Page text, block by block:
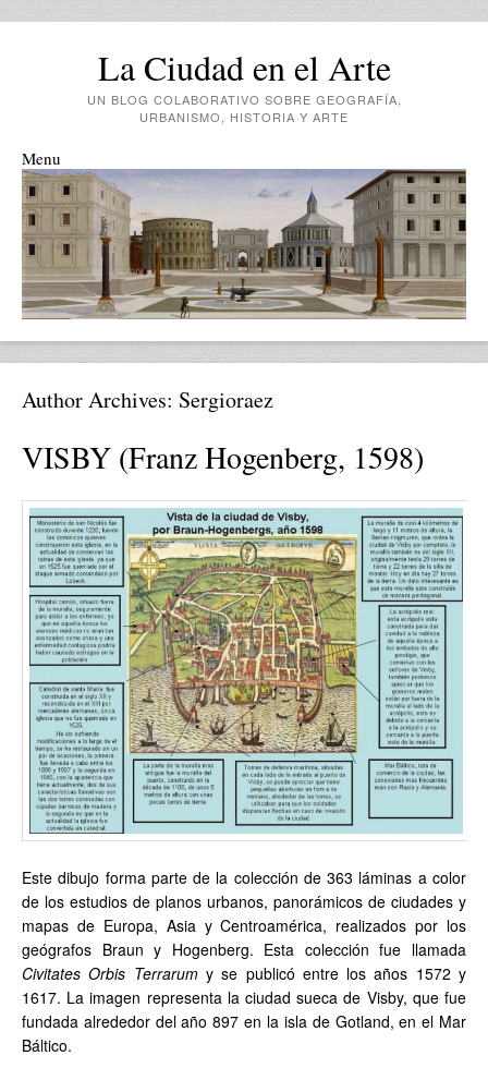
La Ciudad en el Arte
UN BLOG COLABORATIVO SOBRE GEOGRAFÍA,
URBANISMO, HISTORIA Y ARTE
Menu
Skip to content
Author Archives: Sergioraez
VISBY (Franz Hogenberg, 1598)
Este dibujo forma parte de la colección de 363 láminas a color
de los estudios de planos urbanos, panorámicos de ciudades y
mapas de Europa, Asia y Centroamérica, realizados por los
geógrafos Braun y Hogenberg. Esta colección fue llamada
Civitates Orbis Terrarumy se publicó entre los años 1572 y
1617. La imagen representa la ciudad sueca de Visby, que fue
fundada alrededor del año 897 en la isla de Gotland, en el Mar
Báltico.